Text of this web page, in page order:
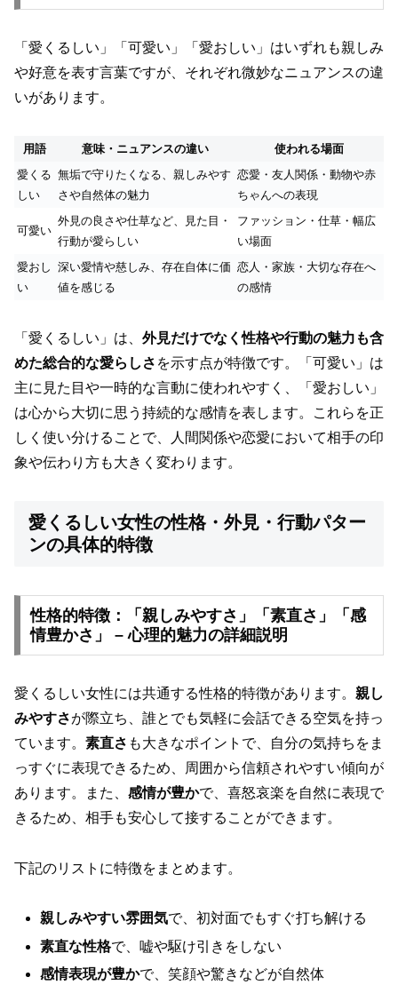
「愛くるしい」「可愛い」「愛おしい」はいずれも親しみ
や好意を表す言葉ですが、それぞれ微妙なニュアンスの違
いがあります。
用語 意味・ニュアンスの違い
使われる場面
愛くる
しい
無垢で守りたくなる、親しみやす
さや自然体の魅力
恋愛・友人関係・動物や赤
ちゃんへの表現
可愛い
外見の良さや仕草など、見た目・
行動が愛らしい
ファッション・仕草・幅広
い場面
愛おし
い
深い愛情や慈しみ、存在自体に価
値を感じる
恋人・家族・大切な存在へ
の感情
「愛くるしい」は、 外見だけでなく性格や行動の魅力も含
めた総合的な愛らしさ を示す点が特徴です。「可愛い」は
主に見た目や一時的な言動に使われやすく、「愛おしい」
は心から大切に思う持続的な感情を表します。これらを正
しく使い分けることで、人間関係や恋愛において相手の印
象や伝わり方も大きく変わります。
愛くるしい女性の性格・外見・行動パター
ンの具体的特徴
性格的特徴：「親しみやすさ」「素直さ」「感
情豊かさ」 – 心理的魅力の詳細説明
愛くるしい女性には共通する性格的特徴があります。 親し
みやすさが際立ち、誰とでも気軽に会話できる空気を持っ
ています。 素直さ も大きなポイントで、自分の気持ちをま
っすぐに表現できるため、周囲から信頼されやすい傾向が
あります。また、 感情が豊かで、喜怒哀楽を自然に表現で
きるため、相手も安心して接することができます。
下記のリストに特徴をまとめます。
親しみやすい雰囲気で、初対面でもすぐ打ち解ける
素直な性格で、嘘や駆け引きをしない
感情表現が豊かで、笑顔や驚きなどが自然体